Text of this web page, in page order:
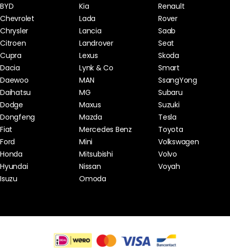
BYD
Chevrolet
Chrysler
Citroen
Cupra
Dacia
Daewoo
Daihatsu
Dodge
Dongfeng
Fiat
Ford
Honda
Hyundai
Isuzu
Kia
Lada
Lancia
Landrover
Lexus
Lynk & Co
MAN
MG
Maxus
Mazda
Mercedes Benz
Mini
Mitsubishi
Nissan
Omoda
Renault
Rover
Saab
Seat
Skoda
Smart
SsangYong
Subaru
Suzuki
Tesla
Toyota
Volkswagen
Volvo
Voyah